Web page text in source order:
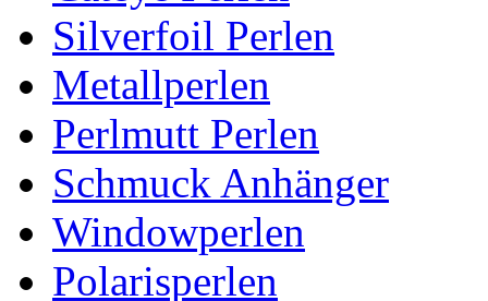
Silverfoil Perlen
Metallperlen
Perlmutt Perlen
Schmuck Anhänger
Windowperlen
Polarisperlen